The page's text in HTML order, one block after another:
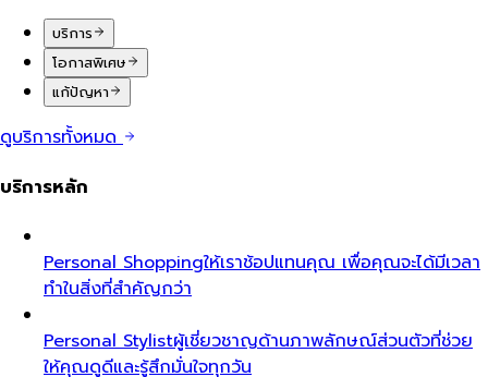
บริการ
โอกาสพิเศษ
แก้ปัญหา
ดูบริการทั้งหมด
บริการหลัก
Personal Shoppingให้เราช้อปแทนคุณ เพื่อคุณจะได้มีเวลา
ทำในสิ่งที่สำคัญกว่า
Personal Stylistผู้เชี่ยวชาญด้านภาพลักษณ์ส่วนตัวที่ช่วย
ให้คุณดูดีและรู้สึกมั่นใจทุกวัน